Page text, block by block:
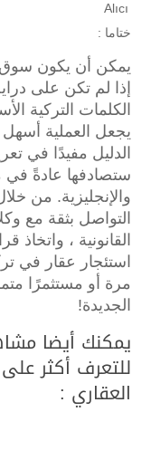
Alıcı
ختاما :
يمكن أن يكون سوق
إذا لم تكن على
الكلمات التركية
يجعل العملية أسهل
الدليل مفيدًا في
ستصادفها عادةً في
والإنجليزية. من
التواصل بثقة مع
القانونية ،
استئجار عقار في
مرة أو مستثمرًا
الجديدة!
يمكنك أيضا
للتعرف أكثر
العقاري :